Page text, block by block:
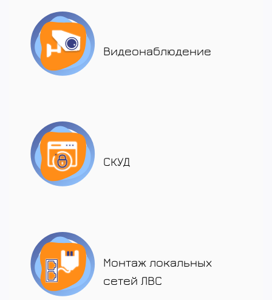
Видеонаблюдение
СКУД
Монтаж локальных
сетей ЛВС